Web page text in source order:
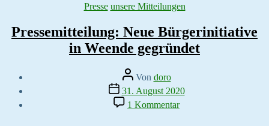
Kategorien
Presse unsere Mitteilungen
Pressemitteilung: Neue Bürgerinitiative
in Weende gegründet
Beitragsautor
Von doro
Veröffentlichungsdatum
31. August 2020
1 Kommentarzu
Pressemitteilung: